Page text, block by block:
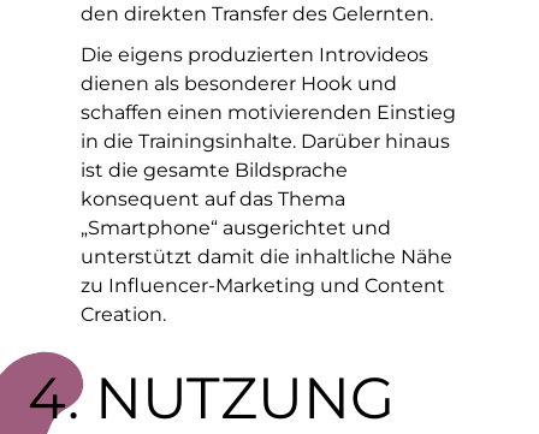
den direkten Transfer des Gelernten.
Die eigens produzierten Introvideos
dienen als besonderer Hook und
schaffen einen motivierenden Einstieg
in die Trainingsinhalte. Darüber hinaus
ist die gesamte Bildsprache
konsequent auf das Thema
„Smartphone“ ausgerichtet und
unterstützt damit die inhaltliche Nähe
zu Influencer-Marketing und Content
Creation.
4. NUTZUNG